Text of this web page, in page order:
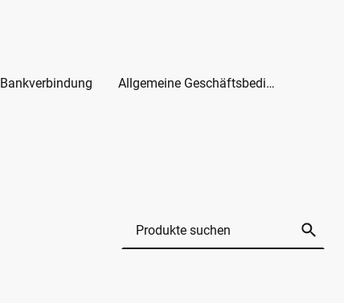
Bankverbindung Allgemeine Geschäftsbedingungen